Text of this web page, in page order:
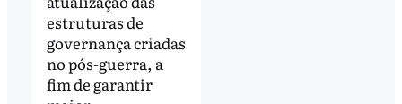
estruturas de
governança criadas
no pós-guerra, a
fim de garantir